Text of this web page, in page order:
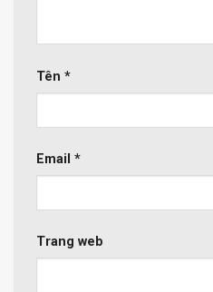
Tên *
Email *
Trang web